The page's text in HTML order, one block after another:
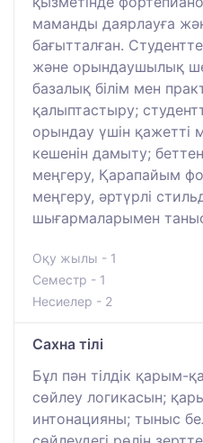
маманды даярлауға
бағытталған.
және орындаушылық
базалық білім мен
қалыптастыру;
орындау үшін қажетті
кешенін дамыту;
меңгеру, Қарапайым
меңгеру, әртүрлі
шығармаларымен
Оқу жылы - 1
Семестр - 1
Несиелер - 2
Сахна тілі
Бұл пән тілдік қарым-
сөйлеу логикасын;
интонацияны; тыныс